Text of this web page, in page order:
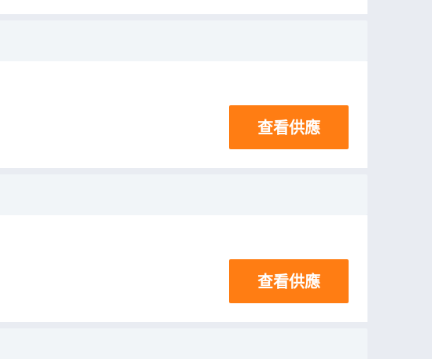
查看供應
查看供應